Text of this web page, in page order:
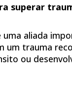
superar
uma aliada
um trauma
ou